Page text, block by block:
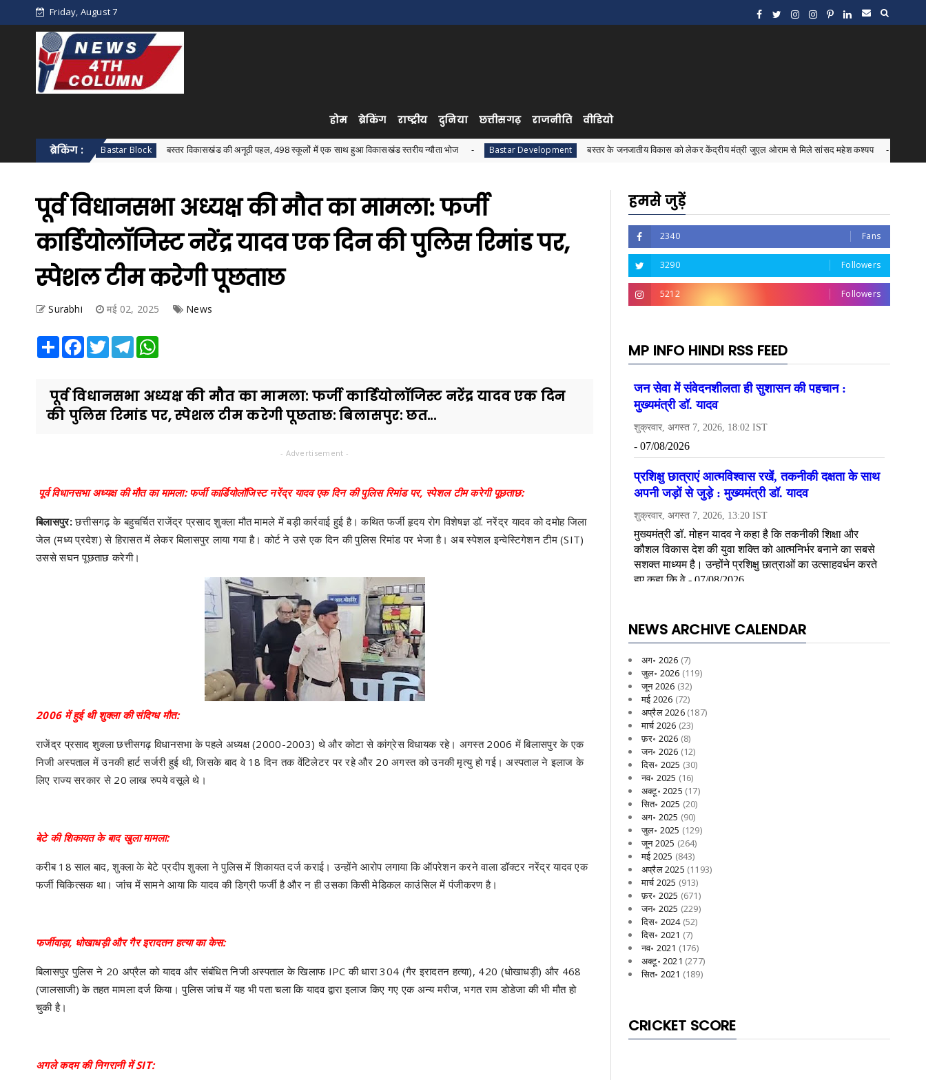
Friday, August 7
होम ब्रेकिंग राष्ट्रीय दुनिया छत्तीसगढ़ राजनीति वीडियो
ब्रेकिंग :
Bastar Block बस्तर विकासखंड की अनूठी पहल, 498 स्कूलों में एक साथ हुआ विकासखंड स्तरीय न्यौता भोज Bastar Development बस्तर के जनजातीय विकास को लेकर केंद्रीय मंत्री जुएल ओराम से मिले सांसद महेश कश्यप Bastar News
पूर्व विधानसभा अध्यक्ष की मौत का मामला: फर्जी
कार्डियोलॉजिस्ट नरेंद्र यादव एक दिन की पुलिस रिमांड पर,
स्पेशल टीम करेगी पूछताछ
Surabhi मई 02, 2025 News
Share Facebook
TwitterTelegram
पूर्व विधानसभा अध्यक्ष की मौत का मामला: फर्जी कार्डियोलॉजिस्ट नरेंद्र यादव एक दिन
की पुलिस रिमांड पर, स्पेशल टीम करेगी पूछताछ: बिलासपुर: छत...
- Advertisement -
पूर्व विधानसभा अध्यक्ष की मौत का मामला: फर्जी कार्डियोलॉजिस्ट नरेंद्र यादव एक दिन की पुलिस रिमांड पर, स्पेशल टीम करेगी पूछताछ:
बिलासपुर:छत्तीसगढ़ के बहुचर्चित राजेंद्र प्रसाद शुक्ला मौत मामले में बड़ी कार्रवाई हुई है। कथित फर्जी हृदय रोग विशेषज्ञ डॉ. नरेंद्र यादव को दमोह जिला
जेल (मध्य प्रदेश) से हिरासत में लेकर बिलासपुर लाया गया है। कोर्ट ने उसे एक दिन की पुलिस रिमांड पर भेजा है। अब स्पेशल इन्वेस्टिगेशन टीम (SIT)
उससे सघन पूछताछ करेगी।
2006 में हुई थी शुक्ला की संदिग्ध मौत:
राजेंद्र प्रसाद शुक्ला छत्तीसगढ़ विधानसभा के पहले अध्यक्ष (2000-2003) थे और कोटा से कांग्रेस विधायक रहे। अगस्त 2006 में बिलासपुर के एक
निजी अस्पताल में उनकी हार्ट सर्जरी हुई थी, जिसके बाद वे 18 दिन तक वेंटिलेटर पर रहे और 20 अगस्त को उनकी मृत्यु हो गई। अस्पताल ने इलाज के
लिए राज्य सरकार से 20 लाख रुपये वसूले थे।
बेटे की शिकायत के बाद खुला मामला:
करीब 18 साल बाद, शुक्ला के बेटे प्रदीप शुक्ला ने पुलिस में शिकायत दर्ज कराई। उन्होंने आरोप लगाया कि ऑपरेशन करने वाला डॉक्टर नरेंद्र यादव एक
फर्जी चिकित्सक था। जांच में सामने आया कि यादव की डिग्री फर्जी है और न ही उसका किसी मेडिकल काउंसिल में पंजीकरण है।
फर्जीवाड़ा, धोखाधड़ी और गैर इरादतन हत्या का केस:
बिलासपुर पुलिस ने 20 अप्रैल को यादव और संबंधित निजी अस्पताल के खिलाफ IPC की धारा 304 (गैर इरादतन हत्या), 420 (धोखाधड़ी) और 468
(जालसाजी) के तहत मामला दर्ज किया। पुलिस जांच में यह भी पता चला कि यादव द्वारा इलाज किए गए एक अन्य मरीज, भगत राम डोडेजा की भी मौत हो
चुकी है।
अगले कदम की निगरानी में SIT:
हमसे जुड़ें
2340 Fans
3290 Followers
5212 Followers
MP INFO HINDI RSS FEED
NEWS ARCHIVE CALENDAR
अग॰ 2026 (7)
जुल॰ 2026 (119)
जून 2026 (32)
मई 2026 (72)
अप्रैल 2026(187)
मार्च 2026 (23)
फ़र॰ 2026 (8)
जन॰ 2026 (12)
दिस॰ 2025 (30)
नव॰ 2025 (16)
अक्टू॰ 2025 (17)
सित॰ 2025 (20)
अग॰ 2025 (90)
जुल॰ 2025 (129)
जून 2025 (264)
मई 2025 (843)
अप्रैल 2025 (1193)
मार्च 2025 (913)
फ़र॰ 2025 (671)
जन॰ 2025 (229)
दिस॰ 2024(52)
दिस॰ 2021 (7)
नव॰ 2021 (176)
अक्टू॰ 2021 (277)
सित॰ 2021 (189)
CRICKET SCORE